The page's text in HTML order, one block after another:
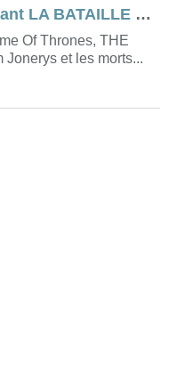
Plus que quelques heures avant LA BATAILLE DE WINTERFELL...
Of Thrones, THE
Jonerys et les morts...